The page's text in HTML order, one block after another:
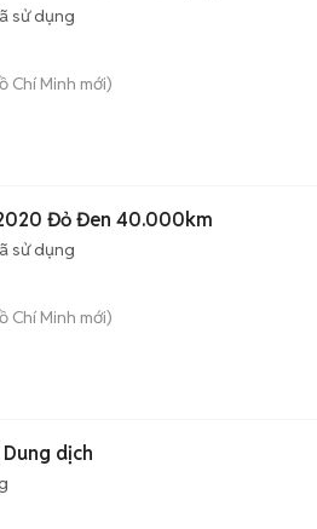
sử dụng
Chí Minh mới)
Đỏ Đen 40.000km
sử dụng
Chí Minh mới)
dịch